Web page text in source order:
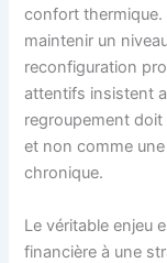
confort thermique.
maintenir un
reconfiguration
attentifs insistent
regroupement
et non comme
chronique.
Le véritable enjeu
financière à une